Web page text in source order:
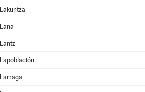
Lakuntza
Lana
Lantz
Lapoblación
Larraga